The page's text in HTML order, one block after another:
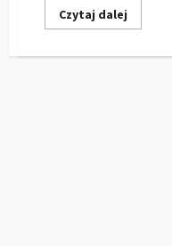
Czytaj dalej
się